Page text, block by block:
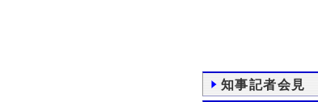
知事記者会見